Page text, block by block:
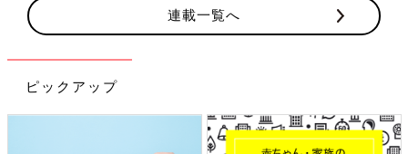
連載一覧へ
ピックアップ